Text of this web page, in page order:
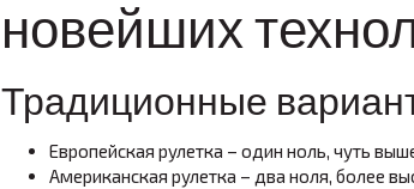
новейших
Традиционные
Европейская рулетка – один ноль, чуть
Американская рулетка – два ноля, более